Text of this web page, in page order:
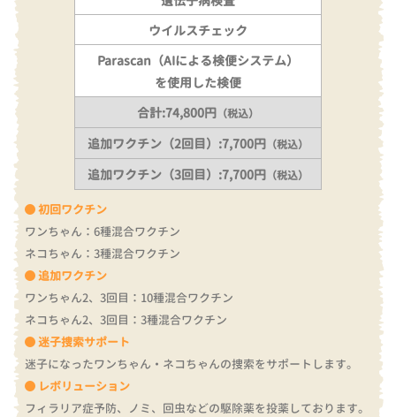
初回ワクチン
ワンちゃん：6種混合ワクチン
ネコちゃん：3種混合ワクチン
追加ワクチン
ワンちゃん2、3回目：10種混合ワクチン
ネコちゃん2、3回目：3種混合ワクチン
迷子捜索サポート
迷子になったワンちゃん・ネコちゃんの捜索をサポートします。
レボリューション
フィラリア症予防、ノミ、回虫などの駆除薬を投薬しております。
ウイルスチェック
Parascan（AIによる検便システム）
を使用した検便
合計:74,800円 （税込）
追加ワクチン（2回目）:7,700円 （税込）
追加ワクチン（3回目）:7,700円 （税込）